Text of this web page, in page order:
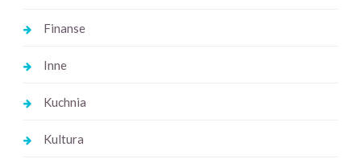
Finanse
Inne
Kuchnia
Kultura